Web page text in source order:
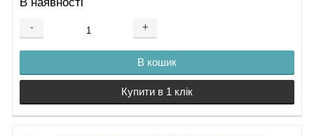
- +
В кошик
Купити в 1 клік